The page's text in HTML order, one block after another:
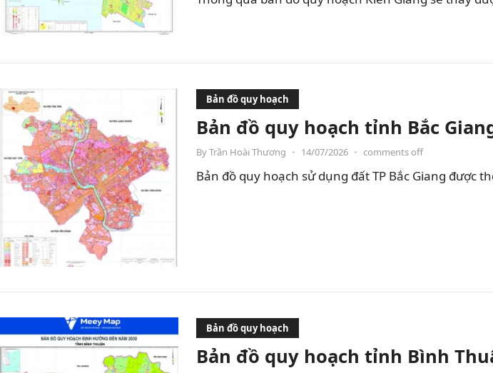
Bản đồ quy hoạch
Bản đồ quy hoạch tỉnh Bắc
ByTrần Hoài Thương • 14/07/2026 • comments off
Bản đồ quy hoạch sử dụng đất TP Bắc Giang được
Bản đồ quy hoạch
Bản đồ quy hoạch tỉnh Bình